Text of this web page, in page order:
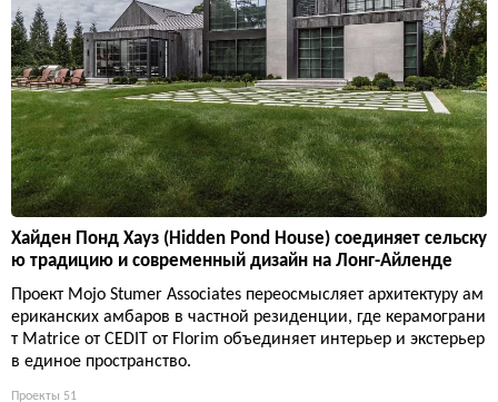
Хайден Понд Хауз (Hidden Pond House) соединяет сельску
ю традицию и современный дизайн на Лонг-Айленде
Проект Mojo Stumer Associates переосмысляет архитектуру ам
ериканских амбаров в частной резиденции, где керамограни
т Matrice от CEDIT от Florim объединяет интерьер и экстерьер
в единое пространство.
Проекты 51